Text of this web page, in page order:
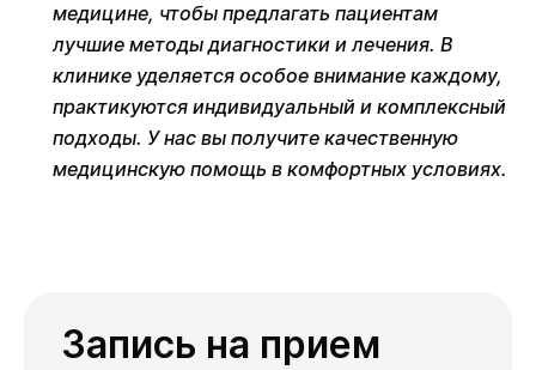
медицине, чтобы предлагать пациентам
лучшие методы диагностики и лечения. В
клинике уделяется особое внимание каждому,
практикуются индивидуальный и комплексный
подходы. У нас вы получите качественную
медицинскую помощь в комфортных условиях.
Запись на прием